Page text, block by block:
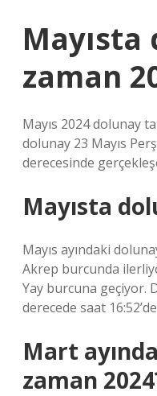
zaman
Mayıs 2024 dolunay
dolunay 23 Mayıs
derecesinde
Mayısta
Mayıs ayındaki
Akrep burcunda
Yay burcuna geçiyor.
derecede saat
Mart
zaman